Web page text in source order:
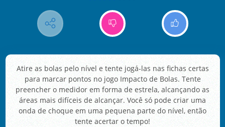
Atire as bolas pelo nível e tente jogá-las nas fichas certas
para marcar pontos no jogo Impacto de Bolas. Tente
preencher o medidor em forma de estrela, alcançando as
áreas mais difíceis de alcançar. Você só pode criar uma
onda de choque em uma pequena parte do nível, então
tente acertar o tempo!